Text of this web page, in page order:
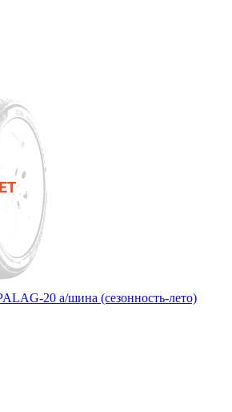
20 а/шина (сезонность-лето)